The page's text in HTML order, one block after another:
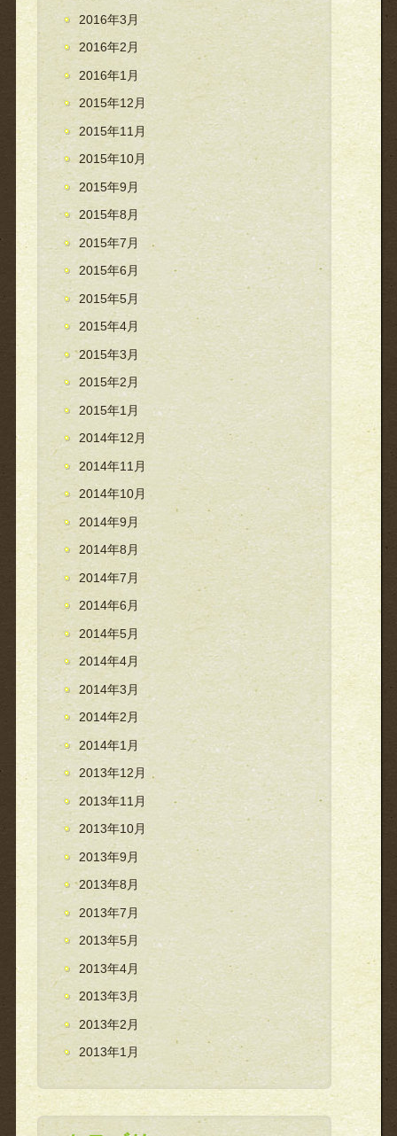
2016年3月
2016年2月
2016年1月
2015年12月
2015年11月
2015年10月
2015年9月
2015年8月
2015年7月
2015年6月
2015年5月
2015年4月
2015年3月
2015年2月
2015年1月
2014年12月
2014年11月
2014年10月
2014年9月
2014年8月
2014年7月
2014年6月
2014年5月
2014年4月
2014年3月
2014年2月
2014年1月
2013年12月
2013年11月
2013年10月
2013年9月
2013年8月
2013年7月
2013年5月
2013年4月
2013年3月
2013年2月
2013年1月